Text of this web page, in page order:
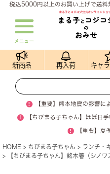
税込5000円以上のお買い上げで送料
メニュー
新商品 再入荷 キャ
! 【重要】熊本地震の影響に
! 【ちびまる子ちゃん】ほぼ日
! 【重要】夏
HOME ちびまる子ちゃん
ランチ・
【ちびまる子ちゃん】銘木箸（シノ